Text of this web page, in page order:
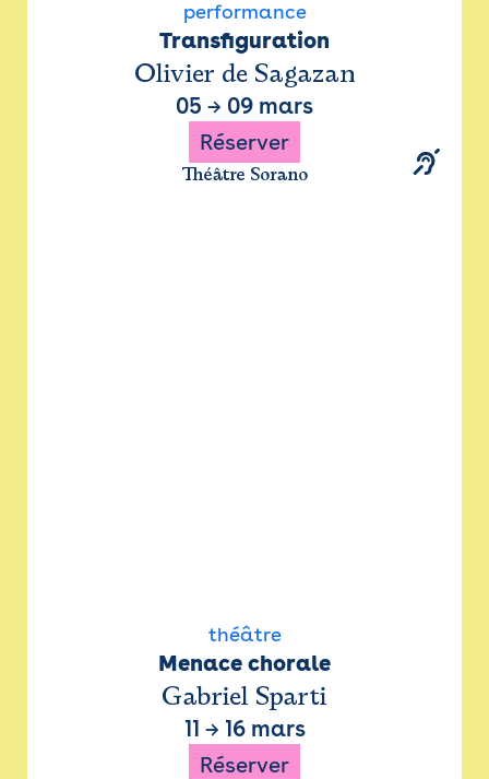
performance
Transfiguration
Olivier de Sagazan
05 → 09 mars
Réserver
Théâtre Sorano
théâtre
Menace chorale
Gabriel Sparti
11 → 16 mars
Réserver